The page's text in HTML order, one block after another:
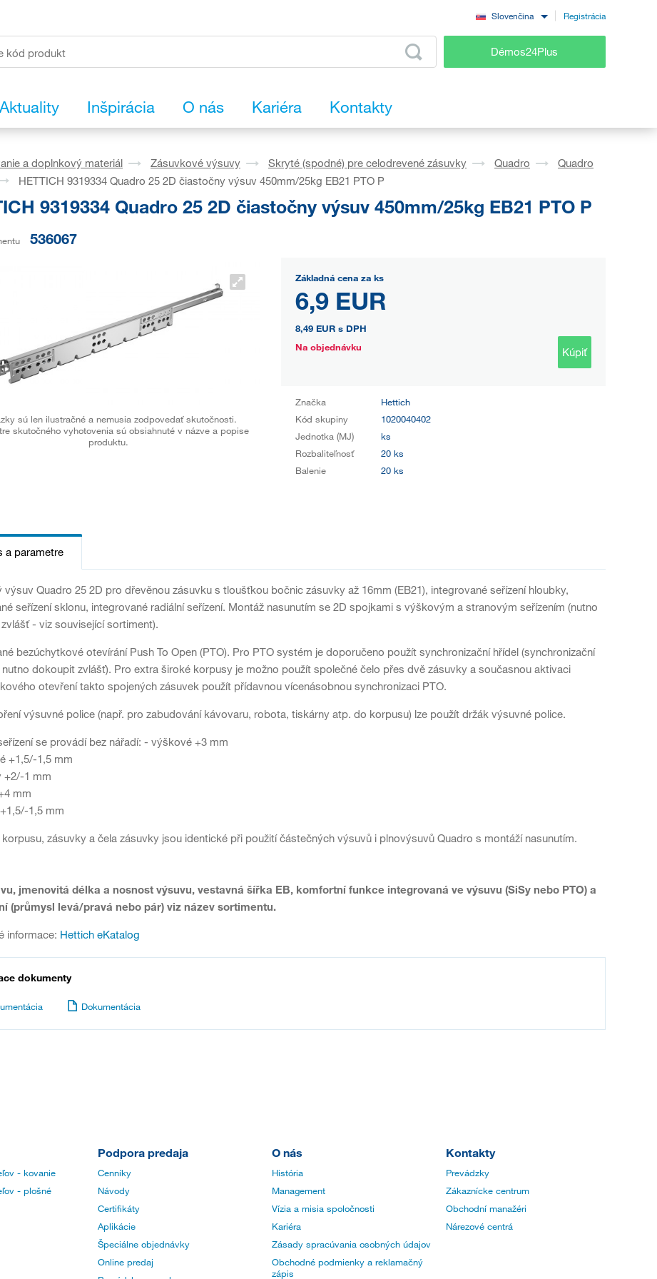
Slovenčina Registrácia
Démos24Plus
Aktuality Inšpirácia O nás Kariéra Kontakty
a doplnkový materiál Zásuvkové výsuvy Skryté (spodné) pre celodrevené zásuvky Quadro
Quadro
HETTICH 9319334 Quadro 25 2D čiastočny výsuv 450mm/25kg EB21 PTO P
9319334 Quadro 25 2D čiastočny výsuv 450mm/25kg EB21 PTO P
536067
sú len ilustračné a nemusia zodpovedať skutočnosti.
skutočného vyhotovenia sú obsiahnuté v názve a popise
produktu.
Základná cena za ks
6,9 EUR
8,49 EUR s DPH
Na objednávku
Kúpiť
Značka
Hettich
Kód skupiny
1020040402
Jednotka (MJ)
ks
Rozbaliteľnosť
20 ks
Balenie
20 ks
a parametre
výsuv Quadro 25 2D pro dřevěnou zásuvku s tloušťkou bočnic zásuvky až 16mm (EB21), integrované seřízení hloubky,
seřízení sklonu, integrované radiální seřízení. Montáž nasunutím se 2D spojkami s výškovým a stranovým seřízením (nutno
- viz související sortiment).
bezúchytkové otevírání Push To Open (PTO). Pro PTO systém je doporučeno použít synchronizační hřídel (synchronizační
dokoupit zvlášť). Pro extra široké korpusy je možno použít společné čelo přes dvě zásuvky a současnou aktivaci
otevření takto spojených zásuvek použít přídavnou vícenásobnou synchronizaci PTO.
výsuvné police (např. pro zabudování kávovaru, robota, tiskárny atp. do korpusu) lze použít držák výsuvné police.
se provádí bez nářadí: - výškové +3 mm
+1,5/-1,5 mm
+2/-1 mm
mm
1,5 mm
korpusu, zásuvky a čela zásuvky jsou identické při použití částečných výsuvů i plnovýsuvů Quadro s montáží nasunutím.
jmenovitá délka a nosnost výsuvu, vestavná šířka EB, komfortní funkce integrovaná ve výsuvu (SiSy nebo PTO) a
(průmysl levá/pravá nebo pár) viz název sortimentu.
informace: Hettich eKatalog
dokumenty
Dokumentácia
- kovanie
- plošné
Podpora predaja
Cenníky
Návody
Certifikáty
Aplikácie
Špeciálne objednávky
Online predaj
O nás
História
Management
Vízia a misia spoločnosti
Kariéra
Zásady spracúvania osobných údajov
Obchodné podmienky a reklamačný
zápis
Kontakty
Prevádzky
Zákaznícke centrum
Obchodní manažéri
Nárezové centrá